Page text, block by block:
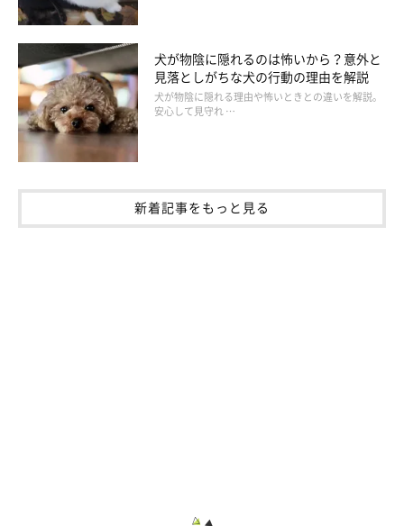
犬が物陰に隠れるのは怖いから？意外と
見落としがちな犬の行動の理由を解説
犬が物陰に隠れる理由や怖いときとの違いを解説。
安心して見守れ …
新着記事をもっと見る